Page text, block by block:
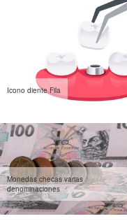
Icono diente Fila
Monedas checas varias
denominaciones